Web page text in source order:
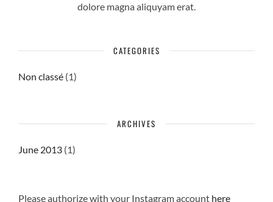
dolore magna aliquyam erat.
CATEGORIES
Non classé (1)
ARCHIVES
June 2013 (1)
Please authorize with your Instagram account here